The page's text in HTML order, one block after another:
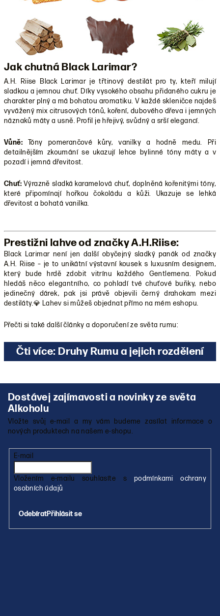
Jak chutná Black Larimar?
A.H. Riise Black Larimar je třtinový destilát pro ty, kteří milují
sladkou a jemnou chuť. Díky vysokého obsahu přidaného cukru je
charakter plný a má bohatou aromatiku. V každé skleničce najdeš
vyvážený mix citrusových tónů, koření, dubového dřeva i jemných
náznaků máty a usně. Profil je hřejivý, svůdný a srší elegancí.
Vůně:Tóny pomerančové kůry, vanilky a hodně medu. Při
detailnějším zkoumání se ukazují lehce bylinné tóny máty a v
pozadí i jemná dřevitost.
Chuť: Výrazně sladká karamelová chuť, doplněná kořenitými tóny,
které připomínají hořkou čokoládu a kůži. Ukazuje se lehká
dřevitost a bohatá vanilka.
Prestižni lahve od značky A.H.Riise:
Black Larimar není jen další obyčejný sladký panák od značky
A.H. Riise – je to unikátní výstavní kousek s luxusním designem,
který bude hrdě zdobit vitrínu každého Gentlemena. Pokud
hledáš něco elegantního, co pohladí tvé chuťové buňky, nebo
jedinečný dárek, pak jsi právě objevili černý drahokam mezi
destiláty.💎 Lahev si můžeš objednat přímo na mém eshopu.
Přečti si také další články a doporučení ze světa rumu:
Čti více: Druhy Rumu a jejich rozdělení
Vložte svůj e-mail a my vám budeme zasílat informace o
nových produktech na našem e-shopu.
E-mail
Vložením e-mailu souhlasíte s podmínkami ochrany
osobních údajů
Přihlásit se